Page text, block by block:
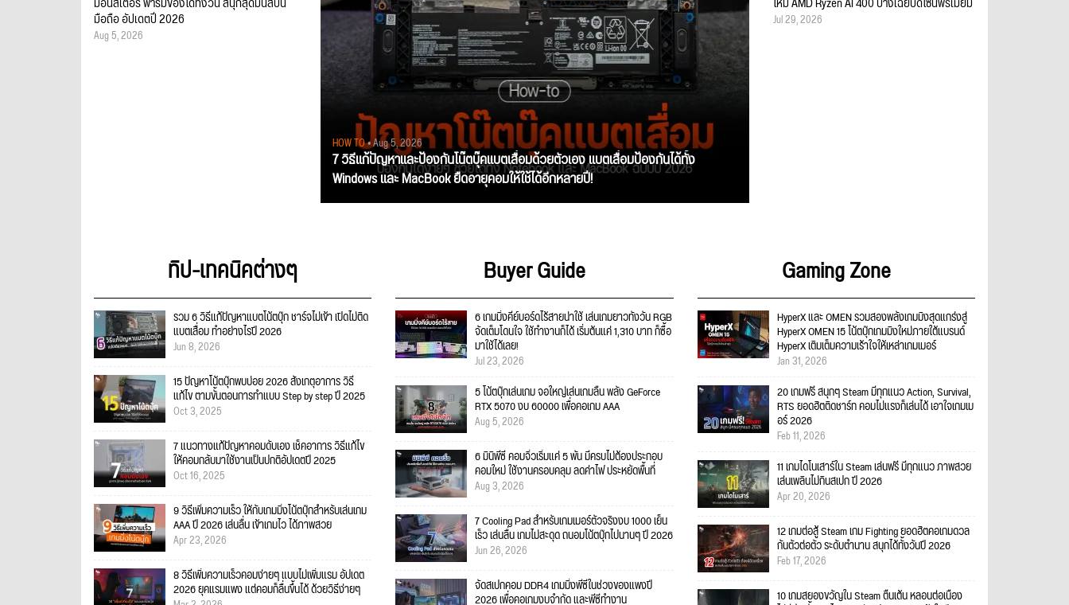
HOW TO• Aug 5, 2026
7 วิธีแก้ปัญหาและป้องกันโน๊ตบุ๊คแบตเสื่อมด้วยตัวเอง แบตเสื่อมป้องกันได้ทั้ง
Windows และ MacBook ยืดอายุคอมให้ใช้ได้อีกหลายปี!
มือถือ อัปเดตปี 2026
Aug 5, 2026
Jul 29, 2026
ทิป-เทคนิคต่างๆ
รวม 6 วิธีแก้ปัญหาแบตโน้ตบุ๊ก ชาร์จไม่เข้า เปิดไม่ติด
แบตเสื่อม ทำอย่างไรปี 2026
Jun 8, 2026
15 ปัญหาโน้ตบุ๊กพบบ่อย 2026 สังเกตุอาการ วิธี
แก้ไข ตามขั้นตอนการทำแบบ Step by step ปี 2025
Oct 3, 2025
7 แนวทางแก้ปัญหาคอมดับเอง เช็คอาการ วิธีแก้ไข
ให้คอมกลับมาใช้งานเป็นปกติอัปเดตปี 2025
Oct 16, 2025
9 วิธีเพิ่มความเร็ว ให้กับเกมมิ่งโน้ตบุ๊กสำหรับเล่นเกม
AAA ปี 2026 เล่นลื่น เข้าเกมไว ได้ภาพสวย
Apr 23, 2026
8 วิธีเพิ่มความเร็วคอมง่ายๆ แบบไม่เพิ่มแรม อัปเดต
2026 ยุคแรมแพง แต่คอมก็ลื่นขึ้นได้ ด้วยวิธีง่ายๆ
Buyer Guide
6 เกมมิ่งคีย์บอร์ดไร้สายน่าใช้ เล่นเกมยาวทั้งวัน RGB
จัดเต็มโดนใจ ใช้ทำงานก็ได้ เริ่มต้นแค่ 1,310 บาท ก็ซื้อ
มาใช้ได้เลย!
Jul 23, 2026
5 โน้ตบุ๊กเล่นเกม จอใหญ่เล่นเกมลื่น พลัง GeForce
RTX 5070 งบ 60000 เพื่อคอเกม AAA
Aug 5, 2026
6 มินิพีซี คอมจิ๋วเริ่มแค่ 5 พัน มีครบไม่ต้องประกอบ
คอมใหม่ ใช้งานครอบคลุม ลดค่าไฟ ประหยัดพื้นที่
Aug 3, 2026
7 Cooling Pad สำหรับเกมเมอร์ตัวจริงงบ 1000 เย็น
เร็ว เล่นลื่น เกมไม่สะดุด ถนอมโน้ตบุ๊กไปนานๆ ปี 2026
Jun 26, 2026
จัดสเปกคอม DDR4 เกมมิ่งพีซีในช่วงของแพงปี
2026 เพื่อคอเกมงบจำกัด และพีซีทำงาน
Gaming Zone
HyperX และ OMEN รวมสองพลังเกมมิงสุดแกร่งสู่
HyperX OMEN 15 โน้ตบุ๊กเกมมิงใหม่ภายใต้แบรนด์
HyperX เติมเต็มความเร้าใจให้เหล่าเกมเมอร์
Jan 31, 2026
20 เกมฟรี สนุกๆ Steam มีทุกแนว Action, Survival,
RTS ยอดฮิตติดชาร์ท คอมไม่แรงก็เล่นได้ เอาใจเกมเม
อร์ 2026
Feb 11, 2026
11 เกมไดโนเสาร์ใน Steam เล่นฟรี มีทุกแนว ภาพสวย
เล่นเพลินไม่กินสเปก ปี 2026
Apr 20, 2026
12 เกมต่อสู้ Steam เกม Fighting ยอดฮิตคอเกมดวล
กันตัวต่อตัว ระดับตำนาน สนุกได้ทั้งวันปี 2026
Feb 17, 2026
10 เกมสยองขวัญใน Steam ตื่นเต้น หลอนต่อเนื่อง